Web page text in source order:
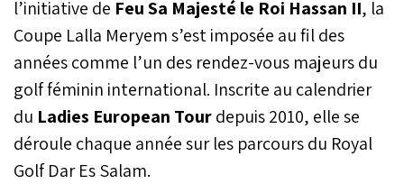
l’initiative de Feu Sa Majesté le Roi Hassan II, la
Coupe Lalla Meryem s’est imposée au fil des
années comme l’un des rendez-vous majeurs du
golf féminin international. Inscrite au calendrier
du Ladies European Tourdepuis 2010, elle se
déroule chaque année sur les parcours du Royal
Golf Dar Es Salam.